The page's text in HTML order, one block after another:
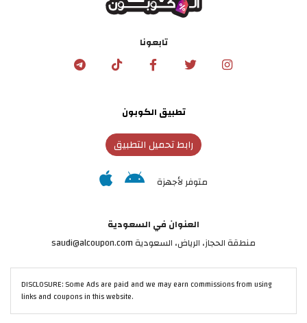
تابعونا
تطبيق الكوبون
رابط تحميل التطبيق
متوفر لأجهزة
العنوان في السعودية
منطقة الحجاز، الرياض، السعودية saudi@alcoupon.com
DISCLOSURE: Some Ads are paid and we may earn commissions from using
links and coupons in this website.